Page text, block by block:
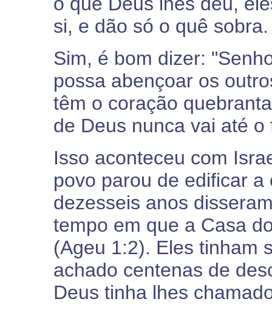
si, e dão só o quê sobra.
Sim, é bom dizer:
possa abençoar os
têm o coração
de Deus nunca vai até o
Isso aconteceu com
povo parou de edificar
dezesseis anos
tempo em que a Casa
(Ageu 1:2). Eles tinham
achado centenas de
Deus tinha lhes